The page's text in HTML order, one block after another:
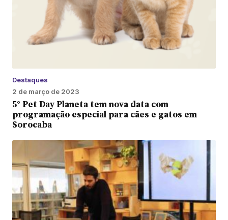
Destaques
2 de março de 2023
5° Pet Day Planeta tem nova data com
programação especial para cães e gatos em
Sorocaba